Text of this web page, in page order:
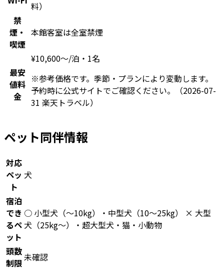
料）
禁
煙・
喫煙
本館客室は全室禁煙
最安
値料
金
¥10,600〜/泊・1名
※参考価格です。季節・プランにより変動します。
予約時に公式サイトでご確認ください。
（2026-07-
31 楽天トラベル）
ペット同伴情報
対応
ペッ
ト
犬
宿泊
でき
るペ
ット
○ 小型犬（〜10kg）・中型犬（10〜25kg） × 大型
犬（25kg〜）・超大型犬・猫・小動物
頭数
制限未確認